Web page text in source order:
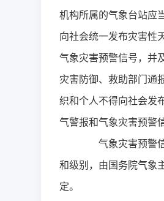
机构所属的气象台站应
向社会统一发布灾害性
气象灾害预警信号，并
灾害防御、救助部门通
织和个人不得向社会发
气警报和气象灾害预警
气象灾害预警
和级别，由国务院气象
定。